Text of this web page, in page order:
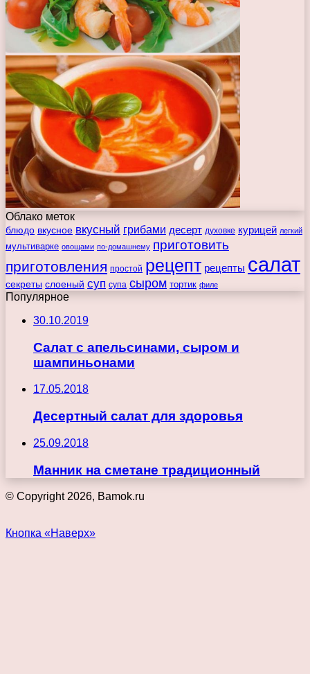
Облако меток
блюдо вкусное вкусный грибами десерт духовке курицей легкий
мультиварке овощами по-домашнему приготовить
приготовления простой рецепт рецепты салат
секреты слоеный суп супа сыром тортик филе
Популярное
30.10.2019
Салат с апельсинами, сыром и
шампиньонами
17.05.2018
Десертный салат для здоровья
25.09.2018
Манник на сметане традиционный
© Copyright 2026, Bamok.ru
Кнопка «Наверх»